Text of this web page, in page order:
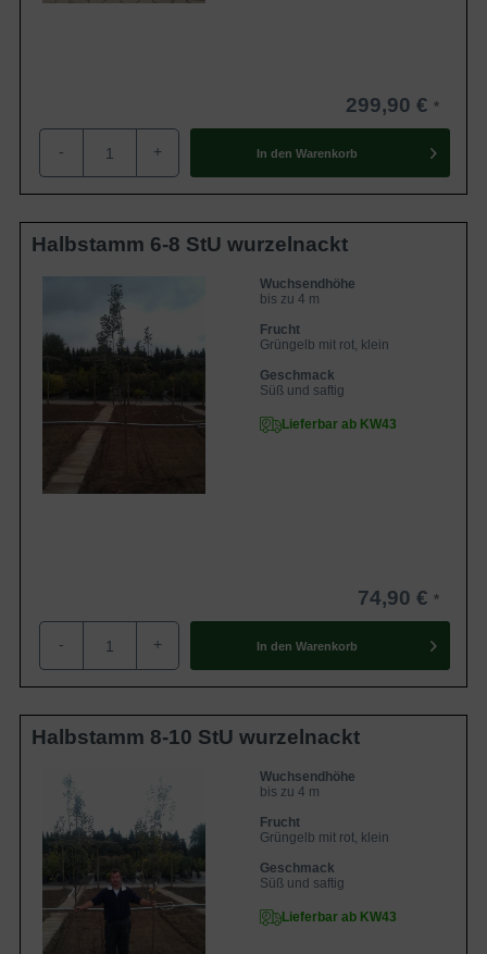
299,90 €
- + In den Warenkorb
Halbstamm 6-8 StU wurzelnackt
Wuchsendhöhe
bis zu 4 m
Frucht
Grüngelb mit rot, klein
Geschmack
Süß und saftig
Lieferbar ab KW43
74,90 €
- + In den Warenkorb
Halbstamm 8-10 StU wurzelnackt
Wuchsendhöhe
bis zu 4 m
Frucht
Grüngelb mit rot, klein
Geschmack
Süß und saftig
Lieferbar ab KW43